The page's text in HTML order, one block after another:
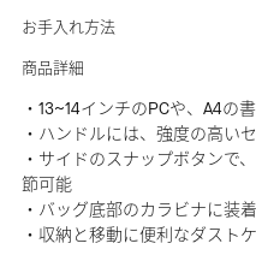
お手入れ方法
商品詳細
・13~14インチのPCや、A4の
・ハンドルには、強度の高い
・サイドのスナップボタンで
節可能
・バッグ底部のカラビナに装
・収納と移動に便利なダスト